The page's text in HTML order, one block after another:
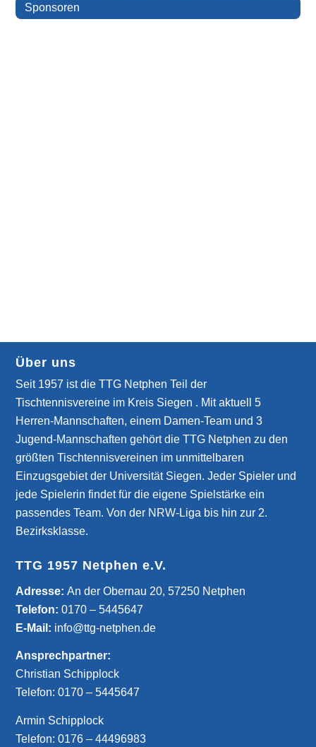
Sponsoren
Über uns
Seit 1957 ist die TTG Netphen Teil der
Tischtennisvereine im Kreis Siegen . Mit aktuell 5
Herren-Mannschaften, einem Damen-Team und 3
Jugend-Mannschaften gehört die TTG Netphen zu den
größten Tischtennisvereinen im unmittelbaren
Einzugsgebiet der Universität Siegen. Jeder Spieler und
jede Spielerin findet für die eigene Spielstärke ein
passendes Team. Von der NRW-Liga bis hin zur 2.
Bezirksklasse.
TTG 1957 Netphen e.V.
­Adresse:An der Obernau 20, 57250 Netphen
Telefon:0170 – 5445647
E-Mail: info@ttg-netphen.de
Ansprechpartner:
Christian Schipplock
Telefon:0170 – 5445647
Armin Schipplock
Telefon:0176 – 44496983